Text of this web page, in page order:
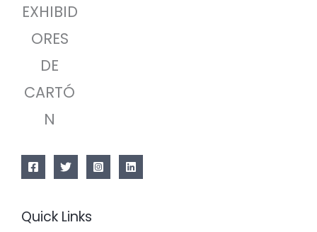
EXHIBID
ORES
DE
CARTÓ
N
Quick Links